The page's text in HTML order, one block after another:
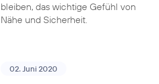
bleiben, das wichtige Gefühl von
Nähe und Sicherheit.
02. Juni 2020